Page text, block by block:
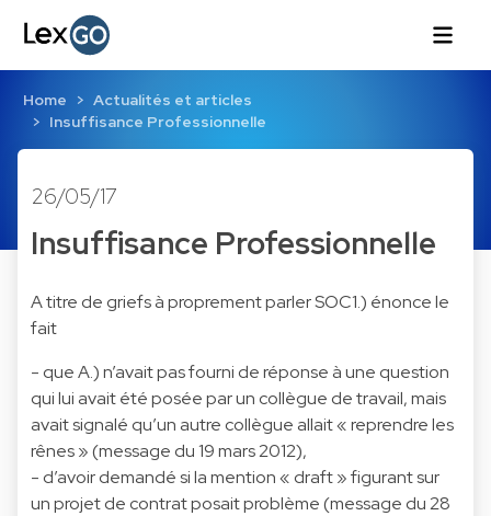
Home
Actualités et articles
Insuffisance Professionnelle
26/05/17
Insuffisance Professionnelle
A titre de griefs à proprement parler SOC1.) énonce le
fait
- que A.) n’avait pas fourni de réponse à une question
qui lui avait été posée par un collègue de travail, mais
avait signalé qu’un autre collègue allait « reprendre les
rênes » (message du 19 mars 2012),
- d’avoir demandé si la mention « draft » figurant sur
un projet de contrat posait problème (message du 28